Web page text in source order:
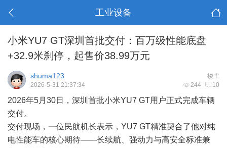
工业设备
小米YU7 GT深圳首批交付：百万级性能底盘
+32.9米刹停，起售价38.99万元
楼主
shuma123
244 10
2026-5-31 21:37:34
2026年5月30日，深圳首批小米YU7 GT用户正式完成车辆
交付。
交付现场，一位民航机长表示，YU7 GT精准契合了他对纯
电性能车的核心期待——长续航、强动力与高安全标准兼